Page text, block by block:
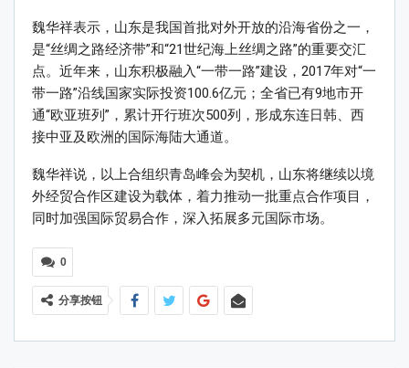
魏华祥表示，山东是我国首批对外开放的沿海省份之一，
是“丝绸之路经济带”和“21世纪海上丝绸之路”的重要交汇
点。近年来，山东积极融入“一带一路”建设，2017年对“一
带一路”沿线国家实际投资100.6亿元；全省已有9地市开
通“欧亚班列”，累计开行班次500列，形成东连日韩、西
接中亚及欧洲的国际海陆大通道。
魏华祥说，以上合组织青岛峰会为契机，山东将继续以境
外经贸合作区建设为载体，着力推动一批重点合作项目，
同时加强国际贸易合作，深入拓展多元国际市场。
0
分享按钮